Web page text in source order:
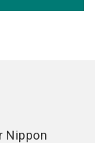
Nippon